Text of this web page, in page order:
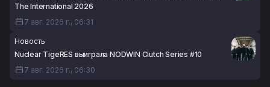
The International 2026
7 авг. 2026 г., 06:31
Новость
Nuclear TigeRES выиграла NODWIN Clutch Series #10
7 авг. 2026 г., 06:30